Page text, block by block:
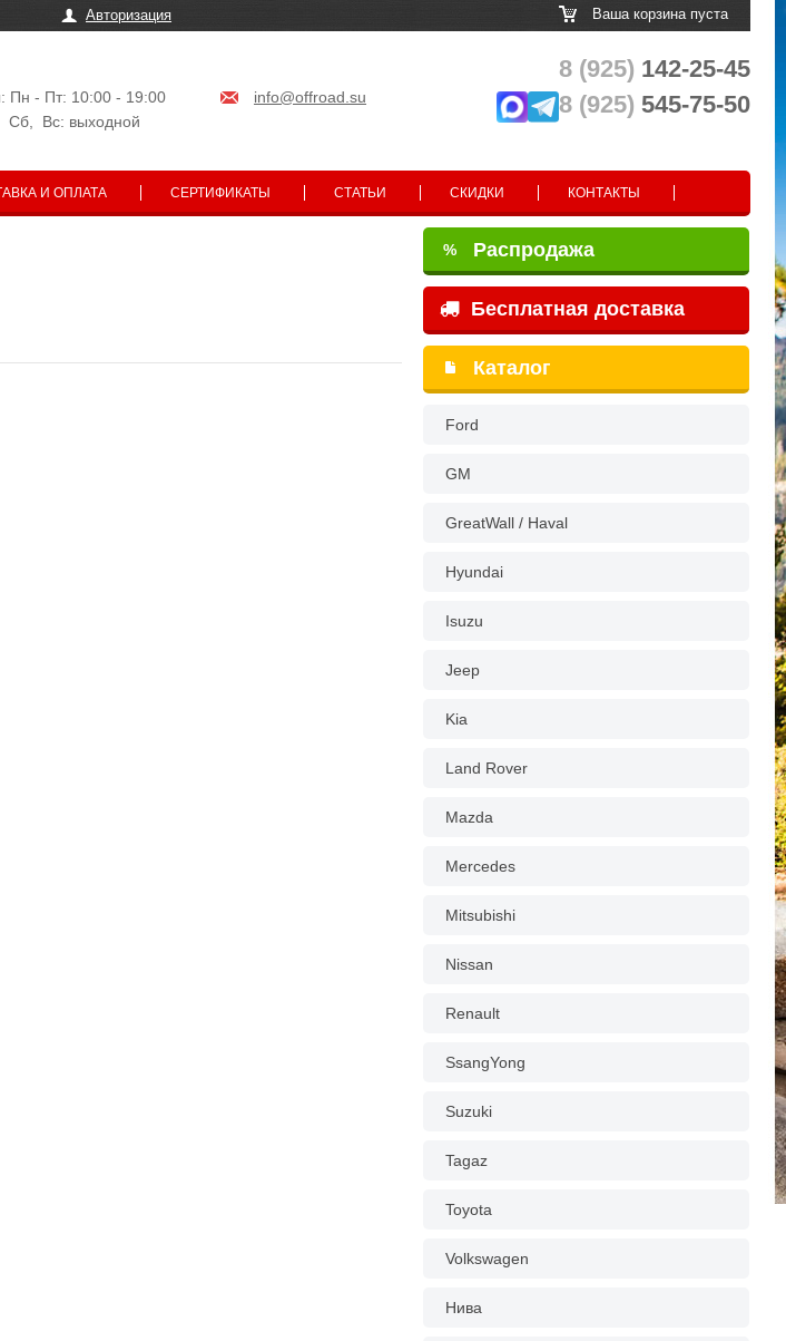
Авторизация Ваша корзина пуста
Пн - Пт: 10:00 - 19:00
info@offroad.su
Сб, Вс: выходной
8 (925) 142-25-45
8 (925) 545-75-50
И ОПЛАТА СЕРТИФИКАТЫ СТАТЬИ СКИДКИ КОНТАКТЫ
% Распродажа
Бесплатная доставка
Каталог
Ford
GM
GreatWall / Haval
Hyundai
Isuzu
Jeep
Kia
Land Rover
Mazda
Mercedes
Mitsubishi
Nissan
Renault
SsangYong
Suzuki
Tagaz
Toyota
Volkswagen
Нива